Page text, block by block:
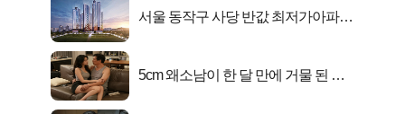
서울 동작구 사당 반값 최저가아파트
5cm 왜소남이 한 달 만에 거물 된 사